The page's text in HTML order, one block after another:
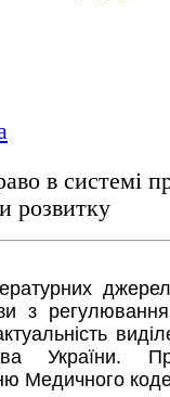
в системі
розвитку
з
України.
Медичного